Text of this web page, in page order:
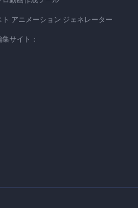
ト アニメーション ジェネレーター
サイト：